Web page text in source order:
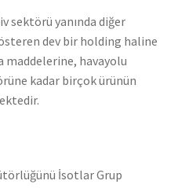
sektörü yanında diğer
dev bir holding haline
maddelerine, havayolu
kadar birçok ürünün
İsotlar Grup